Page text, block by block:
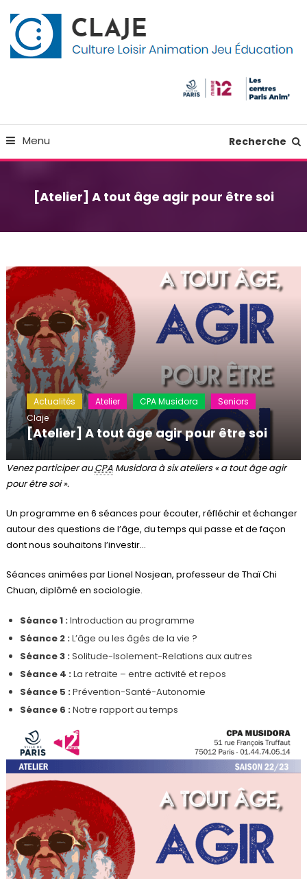
To
Content
Menu Recherche
[Atelier] A tout âge agir pour être soi
Actualités Atelier CPA Musidora
Seniors
Claje
[Atelier] A tout âge agir pour être soi
Venez participer auCPAMusidora à six ateliers « a tout âge agir
pour être soi ».
Un programme en 6 séances pour écouter, réfléchir et échanger
autour des questions de l’âge, du temps qui passe et de façon
dont nous souhaitons l’investir…
Séances animées par Lionel Nosjean, professeur de Thaï Chi
Chuan, diplômé en sociologie.
Séance 1 :Introduction au programme
Séance 2 :L’âge ou les âgés de la vie ?
Séance 3 :Solitude-Isolement-Relations aux autres
Séance 4 :La retraite – entre activité et repos
Séance 5 :Prévention-Santé-Autonomie
Séance 6 :Notre rapport au temps